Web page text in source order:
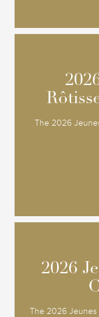
The 2026
2026
The 2026 Jeunes
2026